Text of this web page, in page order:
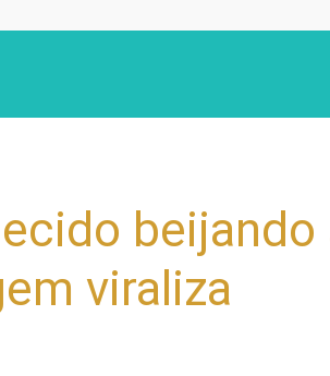
viraliza